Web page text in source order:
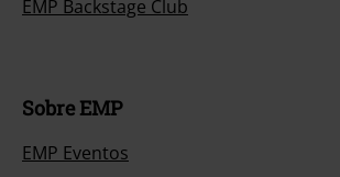
EMP Backstage Club
Sobre EMP
EMP Eventos